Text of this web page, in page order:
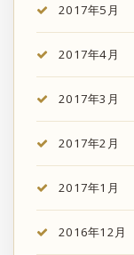
2017年5月
2017年4月
2017年3月
2017年2月
2017年1月
2016年12月